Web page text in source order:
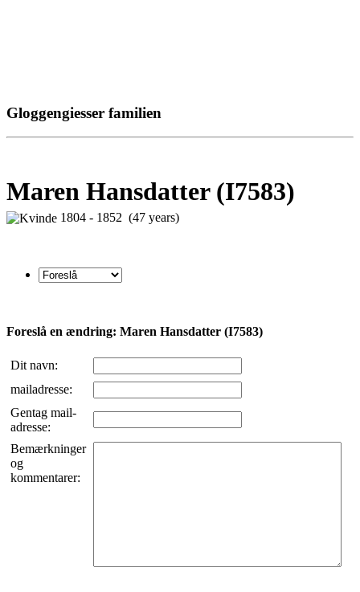
Gloggengiesser familien
Maren Hansdatter (I7583)
1804 - 1852 (47 years)
Foreslå en ændring: Maren Hansdatter (I7583)
Dit navn:
mailadresse:
Gentag mail-
adresse:
Bemærkninger
og
kommentarer: